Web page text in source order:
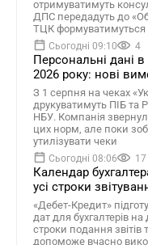
отримуватимуть
ДПС передадуть до
ТЦК формуватимуться
Сьогодні 09:10 4
Персональні дані
2026 року: нові
З 1 серпня на чеках
друкуватимуть ПІБ та
НБУ. Компанія
цих норм, але поки
утилізувати чеки
Сьогодні 08:06 17
Календар
усі строки
«Дебет-Кредит»
дат для бухгалтерів
строки подання
допоможе вчасно